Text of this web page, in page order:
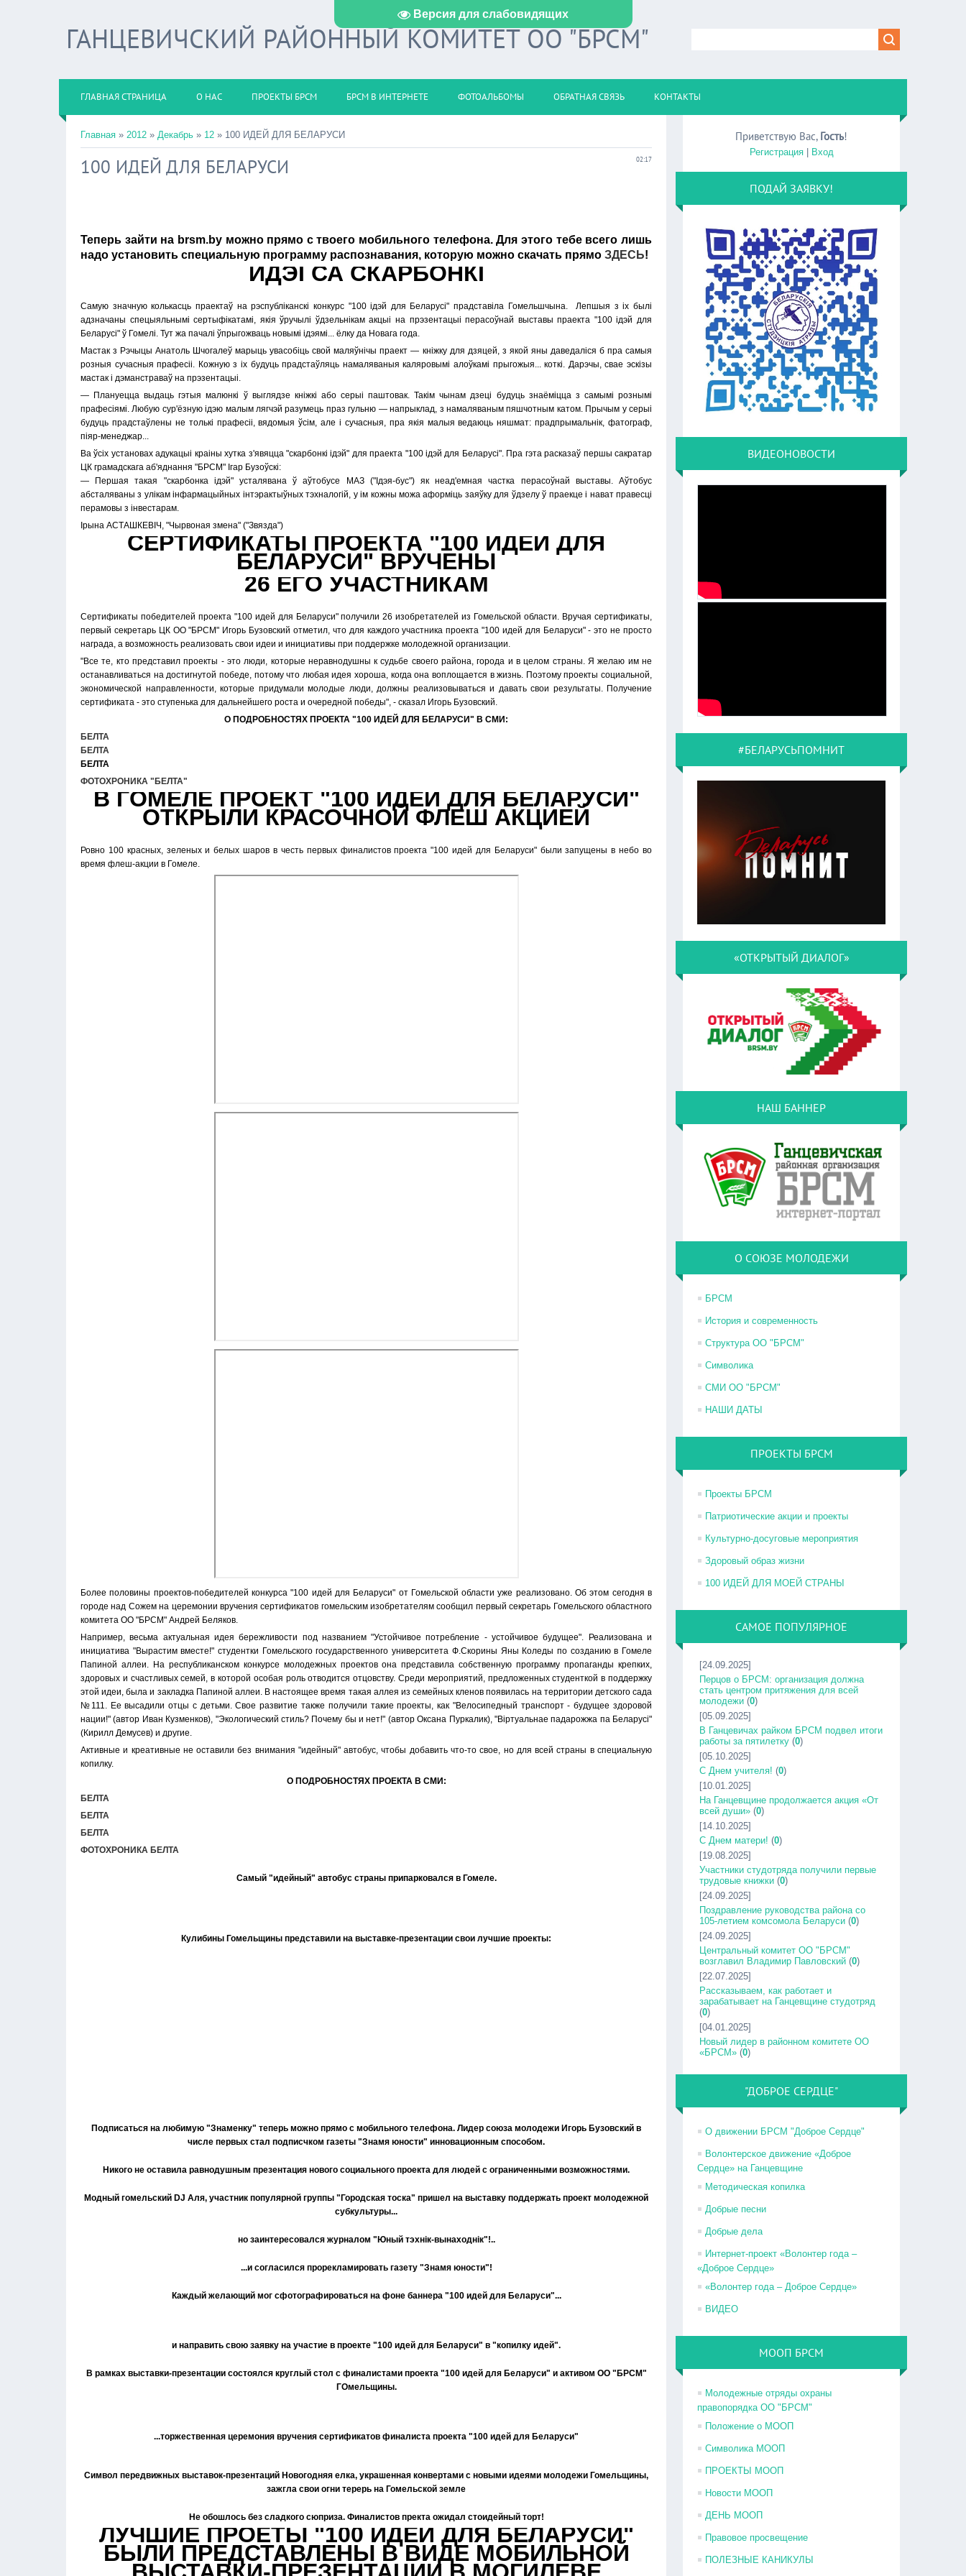
Версия для слабовидящих
ГАНЦЕВИЧСКИЙ РАЙОННЫЙ КОМИТЕТ ОО "БРСМ"
ГЛАВНАЯ СТРАНИЦА О НАС ПРОЕКТЫ БРСМ БРСМ В ИНТЕРНЕТЕ ФОТОАЛЬБОМЫ ОБРАТНАЯ СВЯЗЬ КОНТАКТЫ
Главная » 2012 » Декабрь » 12 » 100 ИДЕЙ ДЛЯ БЕЛАРУСИ
02:17
100 ИДЕЙ ДЛЯ БЕЛАРУСИ
Теперь зайти на brsm.by можно прямо с твоего мобильного телефона. Для этого тебе всего лишь
надо установить специальную программу распознавания, которую можно скачать прямо ЗДЕСЬ!
ИДЭI СА СКАРБОНКI
Самую значную колькасць праектаў на рэспубліканскі конкурс "100 ідэй для Беларусі" прадставіла Гомельшчына. Лепшыя з іх былі
адзначаны спецыяльнымі сертыфікатамі, якія ўручылі ўдзельнікам акцыі на прэзентацыі перасоўнай выставы праекта "100 ідэй для
Беларусі" ў Гомелі. Тут жа пачалі ўпрыгожваць новымі ідэямі... ёлку да Новага года.
Мастак з Рэчыцы Анатоль Шчогалеў марыць увасобіць свой маляўнічы праект — кніжку для дзяцей, з якой яны даведаліся б пра самыя
розныя сучасныя прафесіі. Кожную з іх будуць прадстаўляць намаляваныя каляровымі алоўкамі прыгожыя... коткі. Дарэчы, свае эскізы
мастак і дэманстраваў на прэзентацыі.
— Плануецца выдаць гэтыя малюнкі ў выглядзе кніжкі або серыі паштовак. Такім чынам дзеці будуць знаёміцца з самымі рознымі
прафесіямі. Любую сур'ёзную ідэю малым лягчэй разумець праз гульню — напрыклад, з намаляваным пяшчотным катом. Прычым у серыі
будуць прадстаўлены не толькі прафесіі, вядомыя ўсім, але і сучасныя, пра якія малыя ведаюць няшмат: прадпрымальнік, фатограф,
піяр-менеджар...
Ва ўсіх установах адукацыі краіны хутка з'явяцца "скарбонкі ідэй" для праекта "100 ідэй для Беларусі". Пра гэта расказаў першы сакратар
ЦК грамадскага аб'яднання "БРСМ" Ігар Бузоўскі:
— Першая такая "скарбонка ідэй" усталявана ў аўтобусе МАЗ ("Ідэя-бус") як неад'емная частка перасоўнай выставы. Аўтобус
абсталяваны з улікам інфармацыйных інтэрактыўных тэхналогій, у ім кожны можа аформіць заяўку для ўдзелу ў праекце і нават правесці
перамовы з інвестарам.
Ірына АСТАШКЕВІЧ, "Чырвоная змена" ("Звязда")
СЕРТИФИКАТЫ ПРОЕКТА "100 ИДЕЙ ДЛЯ
БЕЛАРУСИ" ВРУЧЕНЫ
26 ЕГО УЧАСТНИКАМ
Сертификаты победителей проекта "100 идей для Беларуси" получили 26 изобретателей из Гомельской области. Вручая сертификаты,
первый секретарь ЦК ОО "БРСМ" Игорь Бузовский отметил, что для каждого участника проекта "100 идей для Беларуси" - это не просто
награда, а возможность реализовать свои идеи и инициативы при поддержке молодежной организации.
"Все те, кто представил проекты - это люди, которые неравнодушны к судьбе своего района, города и в целом страны. Я желаю им не
останавливаться на достигнутой победе, потому что любая идея хороша, когда она воплощается в жизнь. Поэтому проекты социальной,
экономической направленности, которые придумали молодые люди, должны реализовываться и давать свои результаты. Получение
сертификата - это ступенька для дальнейшего роста и очередной победы", - сказал Игорь Бузовский.
О ПОДРОБНОСТЯХ ПРОЕКТА "100 ИДЕЙ ДЛЯ БЕЛАРУСИ" В СМИ:
БЕЛТА
БЕЛТА
БЕЛТА
ФОТОХРОНИКА "БЕЛТА"
В ГОМЕЛЕ ПРОЕКТ "100 ИДЕЙ ДЛЯ БЕЛАРУСИ"
ОТКРЫЛИ КРАСОЧНОЙ ФЛЕШ АКЦИЕЙ
Ровно 100 красных, зеленых и белых шаров в честь первых финалистов проекта "100 идей для Беларуси" были запущены в небо во
время флеш-акции в Гомеле.
Более половины проектов-победителей конкурса "100 идей для Беларуси" от Гомельской области уже реализовано. Об этом сегодня в
городе над Сожем на церемонии вручения сертификатов гомельским изобретателям сообщил первый секретарь Гомельского областного
комитета ОО "БРСМ" Андрей Беляков.
Например, весьма актуальная идея бережливости под названием "Устойчивое потребление - устойчивое будущее". Реализована и
инициатива "Вырастим вместе!" студентки Гомельского государственного университета Ф.Скорины Яны Коледы по созданию в Гомеле
Папиной аллеи. На республиканском конкурсе молодежных проектов она представила собственную программу пропаганды крепких,
здоровых и счастливых семей, в которой особая роль отводится отцовству. Среди мероприятий, предложенных студенткой в поддержку
этой идеи, была и закладка Папиной аллеи. В настоящее время такая аллея из семейных кленов появилась на территории детского сада
№111. Ее высадили отцы с детьми. Свое развитие также получили такие проекты, как "Велосипедный транспорт - будущее здоровой
нации!" (автор Иван Кузменков), "Экологический стиль? Почему бы и нет!" (автор Оксана Пуркалик), "Вiртуальнае падарожжа па Беларусi"
(Кирилл Демусев) и другие.
Активные и креативные не оставили без внимания "идейный" автобус, чтобы добавить что-то свое, но для всей страны в специальную
копилку.
О ПОДРОБНОСТЯХ ПРОЕКТА В СМИ:
БЕЛТА
БЕЛТА
БЕЛТА
ФОТОХРОНИКА БЕЛТА
Самый "идейный" автобус страны припарковался в Гомеле.
Кулибины Гомельщины представили на выставке-презентации свои лучшие проекты:
Подписаться на любимую "Знаменку" теперь можно прямо с мобильного телефона. Лидер союза молодежи Игорь Бузовский в
числе первых стал подписчком газеты "Знамя юности" инновационным способом.
Никого не оставила равнодушным презентация нового социального проекта для людей с ограниченными возможностями.
Модный гомельский DJ Аля, участник популярной группы "Городская тоска" пришел на выставку поддержать проект молодежной
субкультуры...
но заинтересовался журналом "Юный тэхнiк-вынаходнiк"!..
...и согласился прорекламировать газету "Знамя юности"!
Каждый желающий мог сфотографироваться на фоне баннера "100 идей для Беларуси"...
и направить свою заявку на участие в проекте "100 идей для Беларуси" в "копилку идей".
В рамках выставки-презентации состоялся круглый стол с финалистами проекта "100 идей для Беларуси" и активом ОО "БРСМ"
ГОмельщины.
...торжественная церемония вручения сертификатов финалиста проекта "100 идей для Беларуси"
Символ передвижных выставок-презентаций Новогодняя елка, украшенная конвертами с новыми идеями молодежи Гомельщины,
зажгла свои огни терерь на Гомельской земле
Не обошлось без сладкого сюприза. Финалистов пректа ожидал стоидейный торт!
ЛУЧШИЕ ПРОЕТЫ "100 ИДЕЙ ДЛЯ БЕЛАРУСИ"
БЫЛИ ПРЕДСТАВЛЕНЫ В ВИДЕ МОБИЛЬНОЙ
Приветствую Вас, Гость!
Регистрация| Вход
ПОДАЙ ЗАЯВКУ!
ВИДЕОНОВОСТИ
#БЕЛАРУСЬПОМНИТ
«ОТКРЫТЫЙ ДИАЛОГ»
НАШ БАННЕР
О СОЮЗЕ МОЛОДЕЖИ
БРСМ
История и современность
Структура ОО "БРСМ"
Символика
СМИ ОО "БРСМ"
НАШИ ДАТЫ
ПРОЕКТЫ БРСМ
Проекты БРСМ
Патриотические акции и проекты
Культурно-досуговые мероприятия
Здоровый образ жизни
100 ИДЕЙ ДЛЯ МОЕЙ СТРАНЫ
САМОЕ ПОПУЛЯРНОЕ
[24.09.2025]
Перцов о БРСМ: организация должна
стать центром притяжения для всей
молодежи (0)
[05.09.2025]
В Ганцевичах райком БРСМ подвел итоги
работы за пятилетку (0)
[05.10.2025]
С Днем учителя! (0)
[10.01.2025]
На Ганцевщине продолжается акция «От
всей души» (0)
[14.10.2025]
С Днем матери! (0)
[19.08.2025]
Участники студотряда получили первые
трудовые книжки (0)
[24.09.2025]
Поздравление руководства района со
105-летием комсомола Беларуси (0)
[24.09.2025]
Центральный комитет ОО "БРСМ"
возглавил Владимир Павловский (0)
[22.07.2025]
Рассказываем, как работает и
зарабатывает на Ганцевщине студотряд
(0)
[04.01.2025]
Новый лидер в районном комитете ОО
«БРСМ» (0)
"ДОБРОЕ СЕРДЦЕ"
О движении БРСМ "Доброе Сердце"
Волонтерское движение «Доброе
Сердце» на Ганцевщине
Методическая копилка
Добрые песни
Добрые дела
Интернет-проект «Волонтер года –
«Доброе Сердце»
«Волонтер года – Доброе Сердце»
ВИДЕО
МООП БРСМ
Молодежные отряды охраны
правопорядка ОО "БРСМ"
Положение о МООП
Символика МООП
ПРОЕКТЫ МООП
Новости МООП
ДЕНЬ МООП
Правовое просвещение
ПОЛЕЗНЫЕ КАНИКУЛЫ